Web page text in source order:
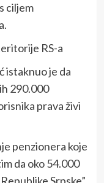
ciljem
RS-a
istaknuo je da
290.000
prava živi
penzionera koje
da oko 54.000